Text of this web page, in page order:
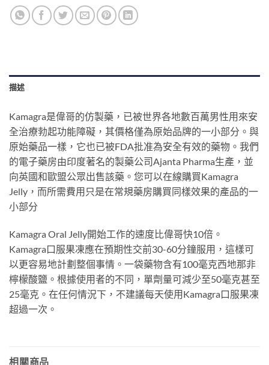
描述
Kamagra是偉哥的仿製藥，已被世界各地數百萬男性用來安
全治療勃起功能障礙，其價格僅為原始品牌的一小部分。與
原始藥品一樣，它也已被FDA批准為安全有效的藥物。我們
的電子藥房由印度著名的製藥公司Ajanta Pharma生產，並
向英國和歐盟公眾出售該藥。您可以在線購買Kamagra
Jelly，而所需費用只是在常規藥房購買同樣效果的產品的一
小部分
Kamagra Oral Jelly開始工作的速度比偉哥快10倍。
Kamagra口服果凍應在預期性交前30-60分鐘服用，這樣可
以更容易地計劃整個事情。一袋藥物含有100毫克西地那非
檸檬酸鹽。根據使用者的不同，單劑量可減少至50毫克甚至
25毫克。在任何情況下，不建議每天使用Kamagra口服果凍
超過一次。
相關商品